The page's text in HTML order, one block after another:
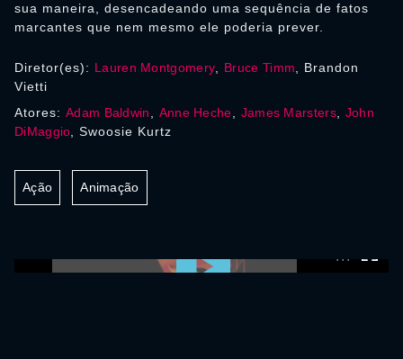
sua maneira, desencadeando uma sequência de fatos
marcantes que nem mesmo ele poderia prever.
Diretor(es): Lauren Montgomery Bruce Timm , Brandon
Vietti
Atores: Adam Baldwin Anne Heche James Marsters, John
DiMaggio , Swoosie Kurtz
Ação Animação